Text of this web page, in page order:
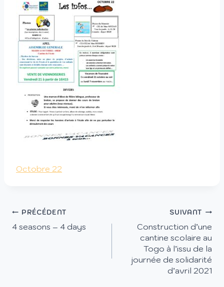
Octobre 22
PRÉCÉDENT
4 seasons – 4 days
SUIVANT
Construction d’une
cantine scolaire au
Togo à l’issu de la
journée de solidarité
d’avril 2021